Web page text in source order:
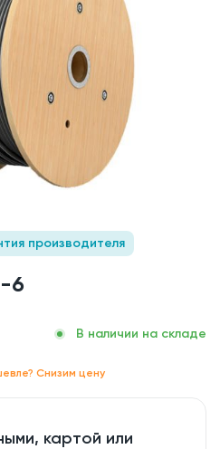
производителя
6
В наличии на складе
Снизим цену
картой или